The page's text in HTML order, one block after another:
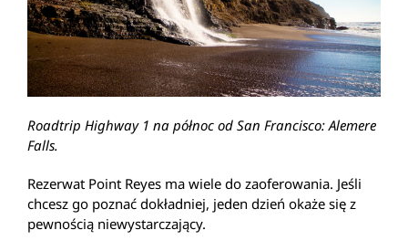
Roadtrip Highway 1 na północ od San Francisco: Alemere
Falls.
Rezerwat Point Reyes ma wiele do zaoferowania. Jeśli
chcesz go poznać dokładniej, jeden dzień okaże się z
pewnością niewystarczający.